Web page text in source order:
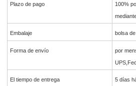
Plazo de pago
100%
Embalaje bolsa
Forma de envío
por
El tiempo de entrega
5 días